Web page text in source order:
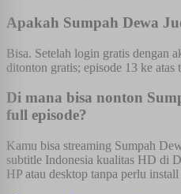
Apakah Sumpah Dewa
Bisa. Setelah login gratis dengan
ditonton gratis; episode 13 ke atas
Di mana bisa nonton
full episode?
Kamu bisa streaming Sumpah
subtitle Indonesia kualitas HD di
HP atau desktop tanpa perlu